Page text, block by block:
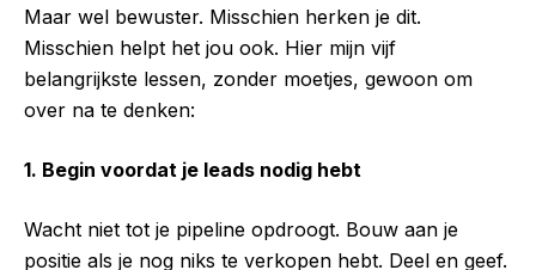
Maar wel bewuster. Misschien herken je dit.
Misschien helpt het jou ook. Hier mijn vijf
belangrijkste lessen, zonder moetjes, gewoon om
over na te denken:
1. Begin voordat je leads nodig hebt
Wacht niet tot je pipeline opdroogt. Bouw aan je
positie als je nog niks te verkopen hebt. Deel en geef.